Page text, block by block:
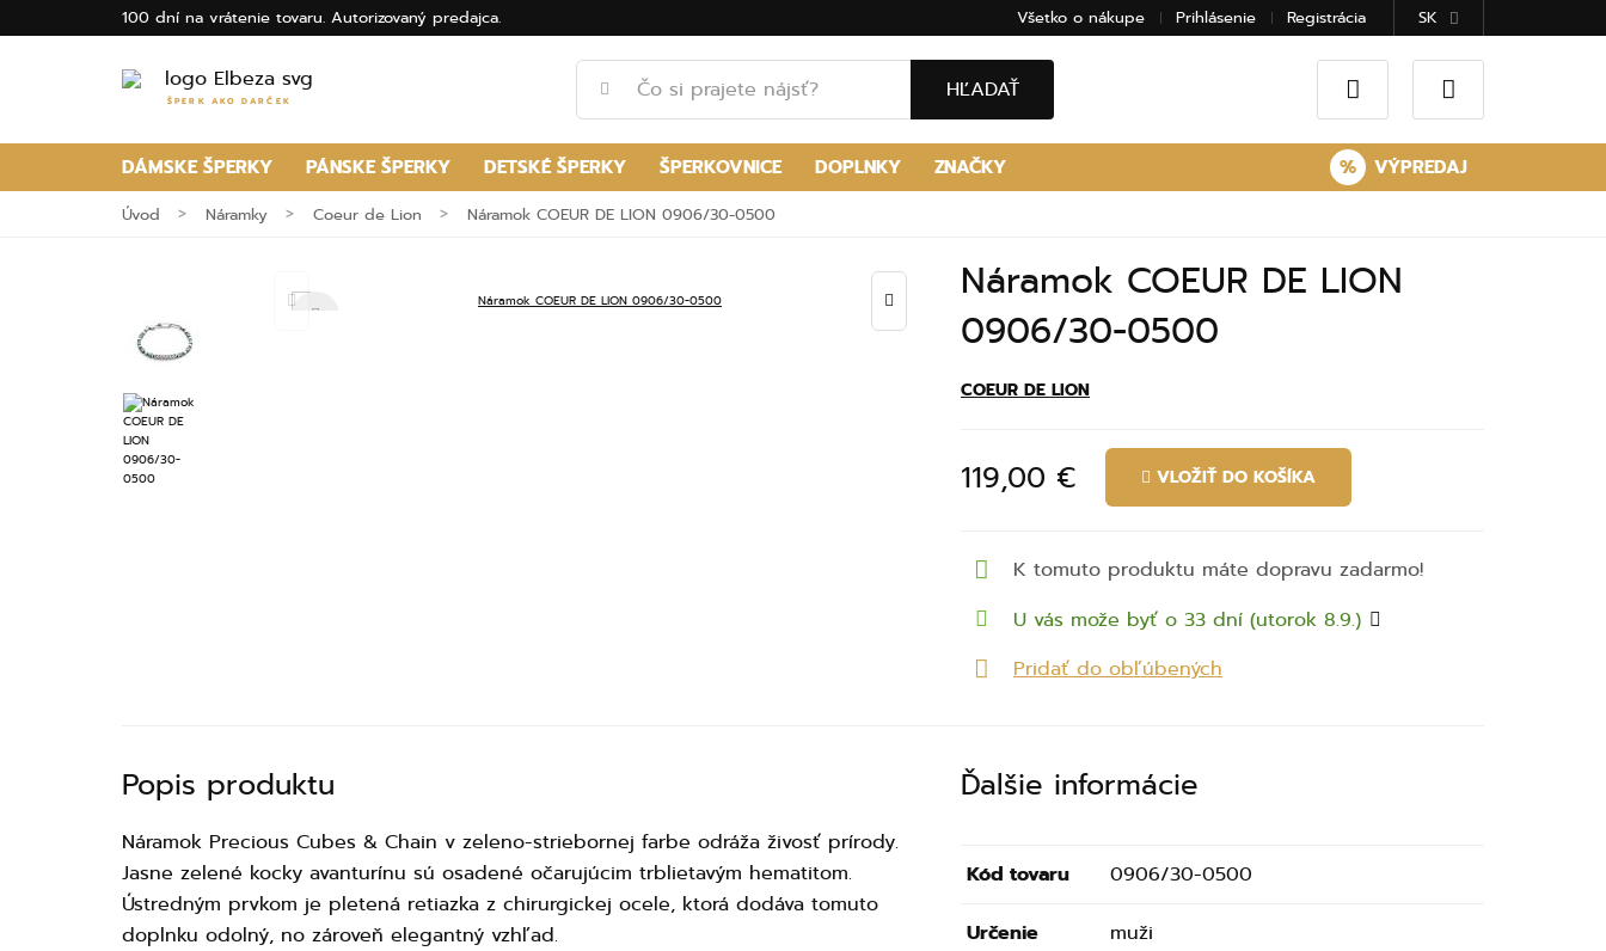
100 dní na vrátenie tovaru. Autorizovaný predajca. Všetko o nákupe Prihlásenie Registrácia SK
ŠPERK AKO DARČEK HĽADAŤ
DÁMSKE ŠPERKY PÁNSKE ŠPERKY DETSKÉ ŠPERKY ŠPERKOVNICE DOPLNKY ZNAČKY % VÝPREDAJ
Úvod Náramky Coeur de Lion Náramok COEUR DE LION 0906/30-0500
Náramok COEUR DE LION
0906/30-0500
COEUR DE LION
119,00 € VLOŽIŤ DO KOŠÍKA
K tomuto produktu máte dopravu zadarmo!
U vás može byť o 33 dní (utorok 8.9.)
Pridať do obľúbených
Popis produktu
Náramok Precious Cubes & Chain v zeleno-striebornej farbe odráža živosť prírody.
Jasne zelené kocky avanturínu sú osadené očarujúcim trblietavým hematitom.
Ústredným prvkom je pletená retiazka z chirurgickej ocele, ktorá dodáva tomuto
doplnku odolný, no zároveň elegantný vzhľad.
Ďalšie informácie
Kód tovaru 0906/30-0500
Určenie muži